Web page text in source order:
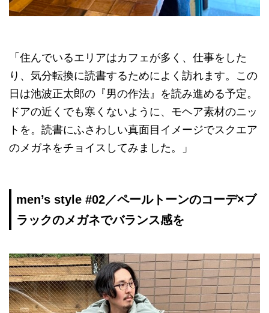
「住んでいるエリアはカフェが多く、仕事をした
り、気分転換に読書するためによく訪れます。この
日は池波正太郎の『男の作法』を読み進める予定。
ドアの近くでも寒くないように、モヘア素材のニッ
トを。読書にふさわしい真面目イメージでスクエア
のメガネをチョイスしてみました。」
men’s style #02／ペールトーンのコーデ×ブ
ラックのメガネでバランス感を